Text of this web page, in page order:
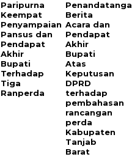
Paripurna
Keempat
Penyampaian
Pansus dan
Pendapat
Akhir
Bupati
Terhadap
Tiga
Ranperda
Berita
Acara dan
Pendapat
Akhir
Bupati
Atas
Keputusan
DPRD
terhadap
pembahasan
rancangan
perda
Kabupaten
Tanjab
Barat